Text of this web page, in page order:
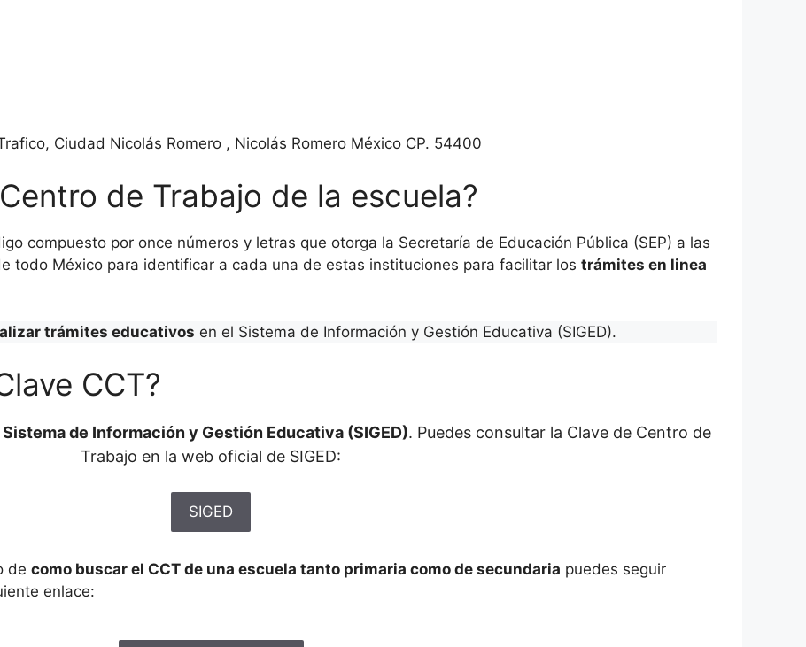
Ciudad Nicolás Romero , Nicolás Romero México CP. 54400
de Trabajo de la escuela?
compuesto por once números y letras que otorga la Secretaría de Educación Pública (SEP) a las
todo México para identificar a cada una de estas instituciones para facilitar los trámites en linea
trámites educativos en el Sistema de Información y Gestión Educativa (SIGED).
CCT?
Sistema de Información y Gestión Educativa (SIGED). Puedes consultar la Clave de Centro de
Trabajo en la web oficial de SIGED:
SIGED
de como buscar el CCT de una escuela tanto primaria como de secundaria puedes seguir
enlace: